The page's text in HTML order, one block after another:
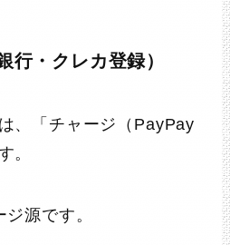
行・クレカ登録）
、「チャージ（PayPay
。
源です。